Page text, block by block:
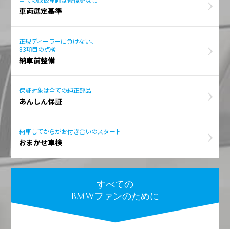
車両選定基準
正規ディーラーに負けない、
83項目の点検
納車前整備
保証対象は全ての純正部品
あんしん保証
納車してからがお付き合いのスタート
おまかせ車検
すべての
BMWファンのために